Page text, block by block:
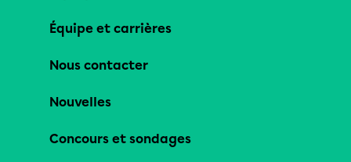
Équipe et carrières
Nous contacter
Nouvelles
Concours et sondages